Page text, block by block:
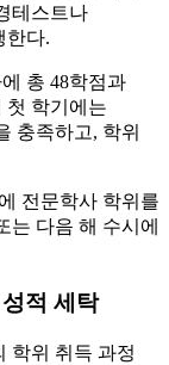
테스트나
한다.
총 48학점과
첫 학기에는
충족하고, 학위
전문학사 학위를
는 다음 해 수시에
적 세탁
학위 취득 과정